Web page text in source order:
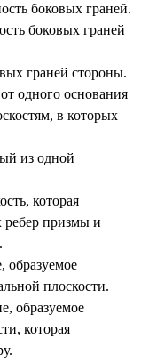
боковых граней.
боковых граней
граней стороны.
одного основания
в которых
из одной
которая
ребер призмы и
образуемое
плоскости.
образуемое
которая